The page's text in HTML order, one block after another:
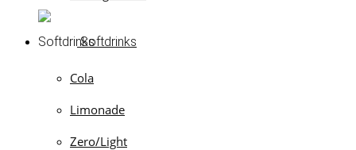
Softdrinks
Cola
Limonade
Zero/Light